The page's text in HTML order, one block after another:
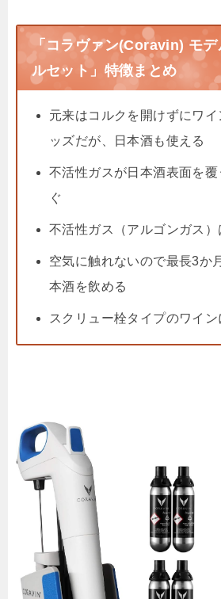
「コラヴァン(Coravin) モ
ルセット」特徴まとめ
元来はコルクを開けずにワ
ッズだが、日本酒も使える
不活性ガスが日本酒表面を
ぐ
不活性ガス（アルゴンガス）
空気に触れないので最長3か
本酒を飲める
スクリュー栓タイプのワイン